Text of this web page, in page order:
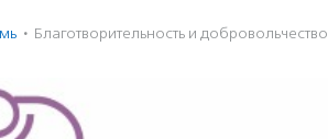
· Благотвори­тель­ность и доброволь­чест­во